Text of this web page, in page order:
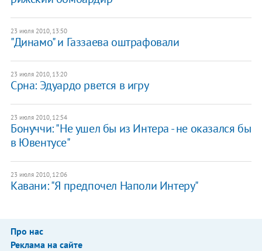
23 июля 2010, 13:50
"Динамо" и Газзаева оштрафовали
23 июля 2010, 13:20
Срна: Эдуардо рвется в игру
23 июля 2010, 12:54
Бонуччи: "Не ушел бы из Интера - не оказался бы
в Ювентусе"
23 июля 2010, 12:06
Кавани: "Я предпочел Наполи Интеру"
Про нас
Реклама на сайте